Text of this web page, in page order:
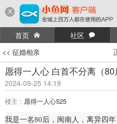
首页 社区
<< 征婚相亲
愿得一人心 白首不分离（80
2024-09-25 14:19
楼主： 愿得一人心525
我是一名80后，闽南人，离异四